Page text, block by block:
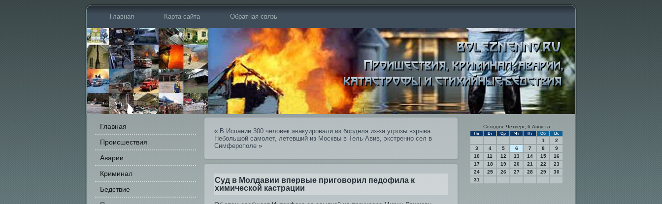
Главная Карта сайта Обратная связь
Главная
Происшестви­я
Аварии
Криминал
Бедстви­е
« В Испании 300 человек эвакуировали из борделя из-за угрозы взрыва
Небольшой самолет, летевший из Москвы в Тель-Ави­в, экстренно сел в
Симферополе »
Суд в Молдави­и впервые приговорил педофила к
химической кастрации
Сегодня: Четверг, 6 Августа
Пн Вт Ср Чт Пт Сб Вс
1
2
3
4 5 6 7 8
9
10
11 12 13 14 15
16
17
18 19 20 21 22
23
24
25 26 27 28 29
30
31